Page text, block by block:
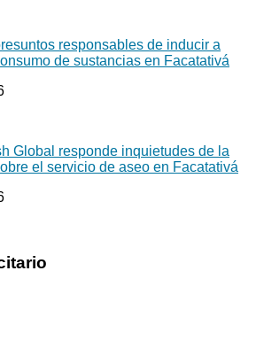
responsables de inducir a
de sustancias en Facatativá
Global responde inquietudes de la
el servicio de aseo en Facatativá